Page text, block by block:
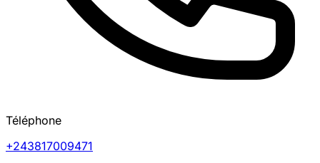
Téléphone
+243817009471